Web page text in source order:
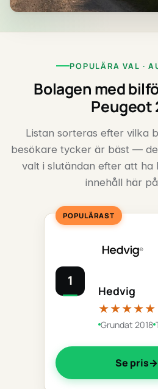
POPULÄRA VAL ·
Bolagen med
Peugeot
Listan sorteras efter vilka
besökare tycker är bäst —
valt i slutändan efter att ha
innehåll här
POPULÄRAST
1
Hedvig
★★★★★
Grundat 2018
Se pris